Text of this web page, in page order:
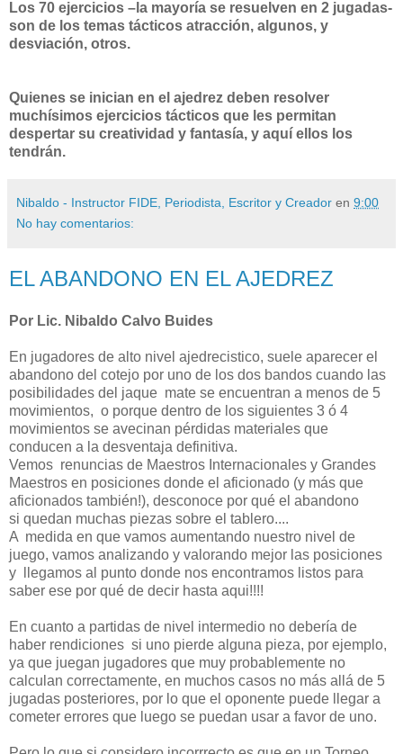
Los 70 ejercicios –la mayoría se resuelven en 2 jugadas-
son de los temas tácticos atracción, algunos, y
desviación, otros.
Quienes se inician en el ajedrez deben resolver
muchísimos ejercicios tácticos que les permitan
despertar su creatividad y fantasía, y aquí ellos los
tendrán.
Nibaldo - Instructor FIDE, Periodista, Escritor y Creador en 9:00
No hay comentarios:
EL ABANDONO EN EL AJEDREZ
Por Lic. Nibaldo Calvo Buides
En jugadores de alto nivel ajedrecistico, suele aparecer el
abandono del cotejo por uno de los dos bandos cuando las
posibilidades del jaque mate se encuentran a menos de 5
movimientos, o porque dentro de los siguientes 3 ó 4
movimientos se avecinan pérdidas materiales que
conducen a la desventaja definitiva.
Vemos renuncias de Maestros Internacionales y Grandes
Maestros en posiciones donde el aficionado (y más que
aficionados también!), desconoce por qué el abandono
si quedan muchas piezas sobre el tablero....
A medida en que vamos aumentando nuestro nivel de
juego, vamos analizando y valorando mejor las posiciones
y llegamos al punto donde nos encontramos listos para
saber ese por qué de decir hasta aqui!!!!
En cuanto a partidas de nivel intermedio no debería de
haber rendiciones si uno pierde alguna pieza, por ejemplo,
ya que juegan jugadores que muy probablemente no
calculan correctamente, en muchos casos no más allá de 5
jugadas posteriores, por lo que el oponente puede llegar a
cometer errores que luego se puedan usar a favor de uno.